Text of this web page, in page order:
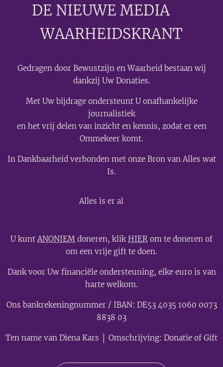
DE NIEUWE MEDIA🟣
WAARHEIDSKRANT
Gedragen door Bewustzijn en Waarheid bestaan wij
dankzij Uw Donaties.
Met Uw bijdrage ondersteunt U onafhankelijke
journalistiek
en het vrij delen van inzicht en kennis, zodat er een
Ommekeer komt.
In Dankbaarheid verbonden met onze Bron van Alles wat
Is.
Alles is er al
U kuntANONIEM doneren, klikHIER om te doneren of
om een vrije gift te doen.
Dank voor Uw financiële ondersteuning, elke euro is van
harte welkom.
Ons bankrekeningnummer / IBAN: DE53 4035 1060 0073
8838 03
Ten name van Diena Kars │ Omschrijving: Donatie of Gift